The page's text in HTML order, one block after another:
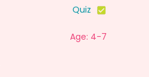
Quiz
Age: 4-7